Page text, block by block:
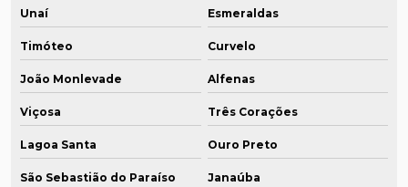
Unaí Esmeraldas
Timóteo Curvelo
João Monlevade Alfenas
Viçosa Três Corações
Lagoa Santa Ouro Preto
São Sebastião do Paraíso Janaúba